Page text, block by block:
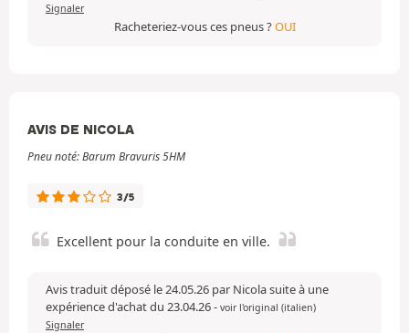
Signaler
Racheteriez-vous ces pneus ?OUI
AVIS DE NICOLA
Pneu noté: Barum Bravuris 5HM
3/5
Excellent pour la conduite en ville.
Avis traduit déposé le 24.05.26 par Nicola suite à une
expérience d'achat du 23.04.26- voir l'original (italien)
Signaler